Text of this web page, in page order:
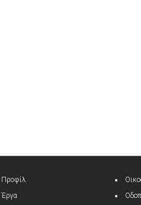
Προφίλ
Έργα